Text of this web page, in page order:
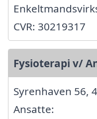
CVR: 30219317
Fysioterapi v/
Syrenhaven 56,
Ansatte: